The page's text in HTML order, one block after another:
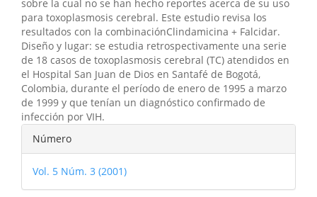
sobre la cual no se han hecho reportes acerca de su uso
para toxoplasmosis cerebral. Este estudio revisa los
resultados con la combinaciónClindamicina + Falcidar.
Diseño y lugar: se estudia retrospectivamente una serie
de 18 casos de toxoplasmosis cerebral (TC) atendidos en
el Hospital San Juan de Dios en Santafé de Bogotá,
Colombia, durante el período de enero de 1995 a marzo
de 1999 y que tenían un diagnóstico confirmado de
infección por VIH.
Detalles
del
artículo
Número
Vol. 5 Núm. 3 (2001)